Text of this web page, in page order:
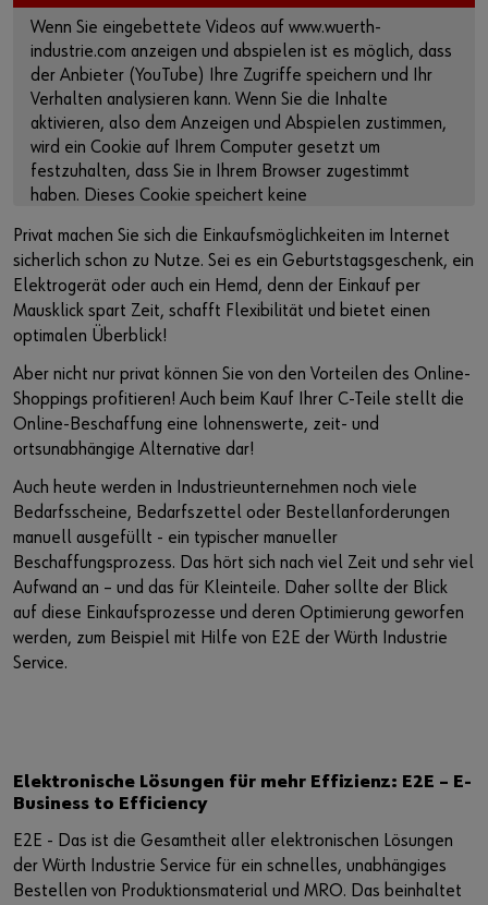
oder
Sie möchten sich im Online-Shop registrieren?
In nur drei Schritten können Sie sich registrieren und alle
Funktionen des Online-Shops nutzen.
Verkauf nur an Gewerbetreibende
Jetzt Registrieren
Lieferantenintegration
Vor Ort einkaufen
Referenzen
Beratung
Arbeitsplatzsysteme
Fahrzeugeinrichtung
Sonder- und Zeichnungsteile
Produktserie W.TEC®
Schiffs- und Bootsbauindustrie
Luft- und Raumfahrt
Küchen- und Möbelindustrie
Fertighausbau
Nachhaltigkeit
Events & Messen
Engagement
Ausstellung Führungskultur
Podcast
Interaktive Besuchsplattform
Start-Ups
Download
Newsletter
Kontakt
Wenn Sie eingebettete Videos auf www.wuerth-
industrie.com anzeigen und abspielen ist es möglich, dass
der Anbieter (YouTube) Ihre Zugriffe speichern und Ihr
Verhalten analysieren kann. Wenn Sie die Inhalte
aktivieren, also dem Anzeigen und Abspielen zustimmen,
wird ein Cookie auf Ihrem Computer gesetzt um
festzuhalten, dass Sie in Ihrem Browser zugestimmt
haben. Dieses Cookie speichert keine
Weitere Informationen finden Sie in unserer
Datenschutzerklärungund auf derCookie-Seite.
Alternativ können Sie auch diesen Link verwenden, um das
Video direkt auf der Plattform des Anbieters aufzurufen:
https://youtu.be/93o_kWw4bGg
Privat machen Sie sich die Einkaufsmöglichkeiten im Internet
sicherlich schon zu Nutze. Sei es ein Geburtstagsgeschenk, ein
Elektrogerät oder auch ein Hemd, denn der Einkauf per
Mausklick spart Zeit, schafft Flexibilität und bietet einen
optimalen Überblick!
Aber nicht nur privat können Sie von den Vorteilen des Online-
Shoppings profitieren! Auch beim Kauf Ihrer C-Teile stellt die
Online-Beschaffung eine lohnenswerte, zeit- und
ortsunabhängige Alternative dar!
Auch heute werden in Industrieunternehmen noch viele
Bedarfsscheine, Bedarfszettel oder Bestellanforderungen
manuell ausgefüllt - ein typischer manueller
Beschaffungsprozess. Das hört sich nach viel Zeit und sehr viel
Aufwand an – und das für Kleinteile. Daher sollte der Blick
auf diese Einkaufsprozesse und deren Optimierung geworfen
werden, zum Beispiel mit Hilfe von E2E der Würth Industrie
Service.
Elektronische Lösungen für mehr Effizienz: E2E – E-
Business to Efficiency
E2E - Das ist die Gesamtheit aller elektronischen Lösungen
der Würth Industrie Service für ein schnelles, unabhängiges
Bestellen von Produktionsmaterial und MRO. Das beinhaltet